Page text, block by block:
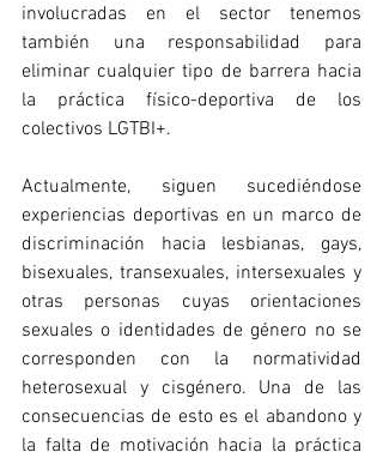
involucradas en el sector tenemos
también una responsabilidad para
eliminar cualquier tipo de barrera hacia
la práctica físico-deportiva de los
colectivos LGTBI+.
Actualmente, siguen sucediéndose
experiencias deportivas en un marco de
discriminación hacia lesbianas, gays,
bisexuales, transexuales, intersexuales y
otras personas cuyas orientaciones
sexuales o identidades de género no se
corresponden con la normatividad
heterosexual y cisgénero. Una de las
consecuencias de esto es el abandono y
la falta de motivación hacia la práctica